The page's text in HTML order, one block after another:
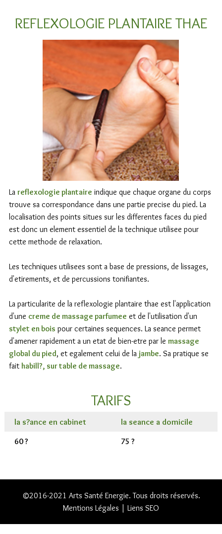
REFLEXOLOGIE PLANTAIRE THAE
La reflexologie plantaire indique que chaque organe du corps
trouve sa correspondance dans une partie precise du pied. La
localisation des points situes sur les differentes faces du pied
est donc un element essentiel de la technique utilisee pour
cette methode de relaxation.
Les techniques utilisees sont a base de pressions, de lissages,
d'etirements, et de percussions tonifiantes.
La particularite de la reflexologie plantaire thae est l'application
d'une creme de massage parfumee et de l'utilisation d'un
stylet en bois pour certaines sequences. La seance permet
d'amener rapidement a un etat de bien-etre par le massage
global du pied, et egalement celui de la jambe. Sa pratique se
fait habill?, sur table de massage.
TARIFS
la s?ance en cabinet la seance a domicile
60 ? 75 ?
©2016-2021 Arts Santé Energie. Tous droits réservés.
Mentions Légales | Liens SEO